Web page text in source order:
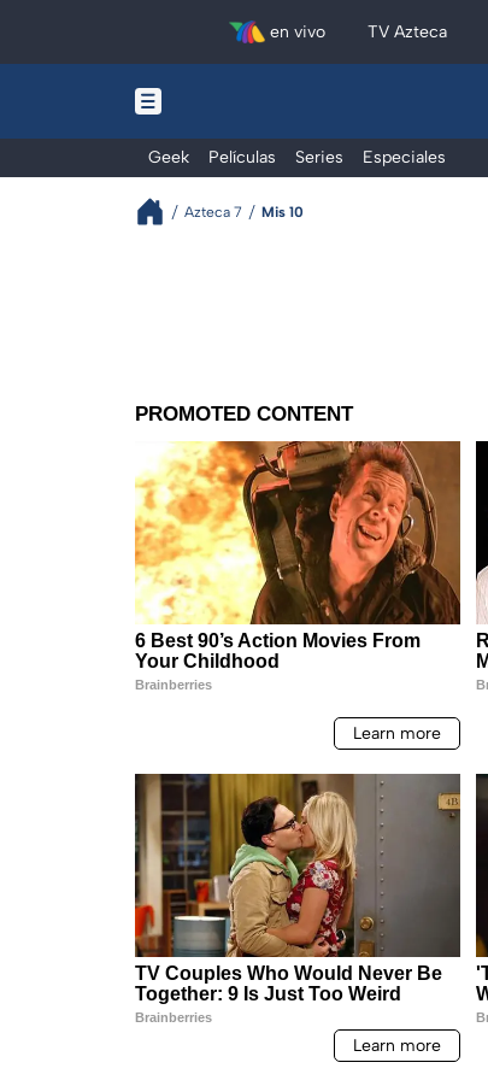
en vivo TV Azteca
Geek Películas Series Especiales
Azteca 7 Mis 10